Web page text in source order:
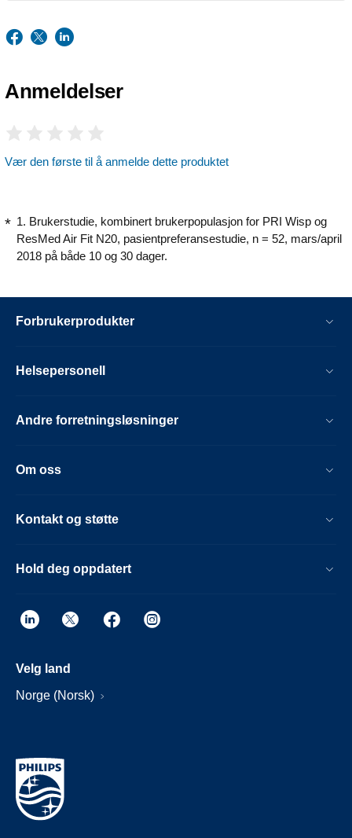
Anmeldelser
Vær den første til å anmelde dette produktet
1. Brukerstudie, kombinert brukerpopulasjon for PRI Wisp og
ResMed Air Fit N20, pasientpreferansestudie, n = 52, mars/april
2018 på både 10 og 30 dager.
Forbrukerprodukter
Helsepersonell
Andre forretningsløsninger
Om oss
Kontakt og støtte
Hold deg oppdatert
Velg land
Norge (Norsk)